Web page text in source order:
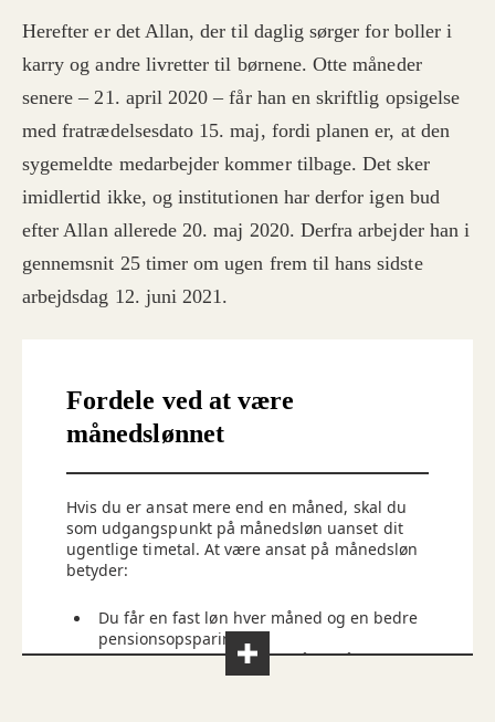
Herefter er det Allan, der til daglig sørger for boller i
karry og andre livretter til børnene. Otte måneder
senere – 21. april 2020 – får han en skriftlig opsigelse
med fratrædelsesdato 15. maj, fordi planen er, at den
sygemeldte medarbejder kommer tilbage. Det sker
imidlertid ikke, og institutionen har derfor igen bud
efter Allan allerede 20. maj 2020. Derfra arbejder han i
gennemsnit 25 timer om ugen frem til hans sidste
arbejdsdag 12. juni 2021.
Fordele ved at være
månedslønnet
Hvis du er ansat mere end en måned, skal du
som udgangspunkt på månedsløn uanset dit
ugentlige timetal. At være ansat på månedsløn
betyder:
Du får en fast løn hver måned og en bedre
pensionsopsparing.
Du kender din arbejdstid på forhånd.
Du får fuld løn under barsel og sygdom.